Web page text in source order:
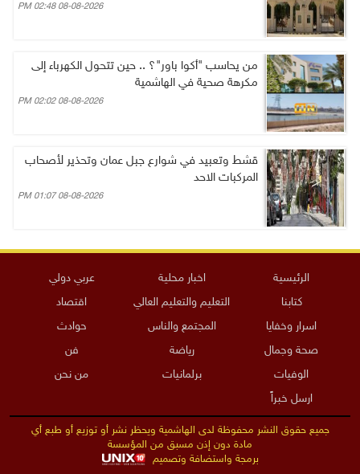
08-08-2026 02:48 PM
من يحاسب "أكوا باور"؟ .. حين تتحول الكهرباء إلى
مكرهة صحية في الهاشمية
08-08-2026 02:02 PM
قشط وتعبيد في شوارع جبل عمان وتحذير لأصحاب
المركبات الاحد
08-08-2026 01:07 PM
الرئيسية اخبار محلية
عربي دولي
كتابنا
التعليم والتعليم العالي
اقتصاد
اسرار وخفايا
المجتمع والناس
حوادث
صحة وجمال
رياضة
فن
الوفيات
برلمانيات
من نحن
ارسل خبراً
جميع حقوق النشر محفوظة لدى الهاشمية ويحظر نشر أو توزيع أو طبع أي
مادة دون إذن مسبق من المؤسسة
برمجة واستضافة وتصميم